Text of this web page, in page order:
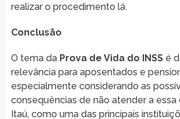
realizar o procedimento lá.
Conclusão
O tema da Prova de Vida do INSSé
relevância para aposentados e
especialmente considerando as
consequências de não atender a essa
Itaú, como uma das principais